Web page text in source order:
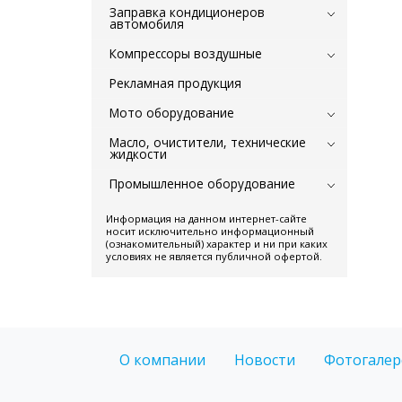
Заправка кондиционеров
автомобиля
Компрессоры воздушные
Рекламная продукция
Мото оборудование
Масло, очистители, технические
жидкости
Промышленное оборудование
Информация на данном интернет-сайте
носит исключительно информационный
(ознакомительный) характер и ни при каких
условиях не является публичной офертой.
О компании Новости